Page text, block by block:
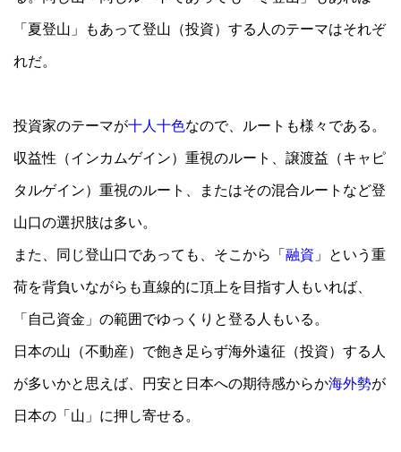
「夏登山」もあって登山（投資）する人のテーマはそれぞ
れだ。
投資家のテーマが十人十色なので、ルートも様々である。
収益性（インカムゲイン）重視のルート、譲渡益（キャピ
タルゲイン）重視のルート、またはその混合ルートなど登
山口の選択肢は多い。
また、同じ登山口であっても、そこから「融資 」という重
荷を背負いながらも直線的に頂上を目指す人もいれば、
「自己資金」の範囲でゆっくりと登る人もいる。
日本の山（不動産）で飽き足らず海外遠征（投資）する人
が多いかと思えば、円安と日本への期待感からか海外勢が
日本の「山」に押し寄せる。